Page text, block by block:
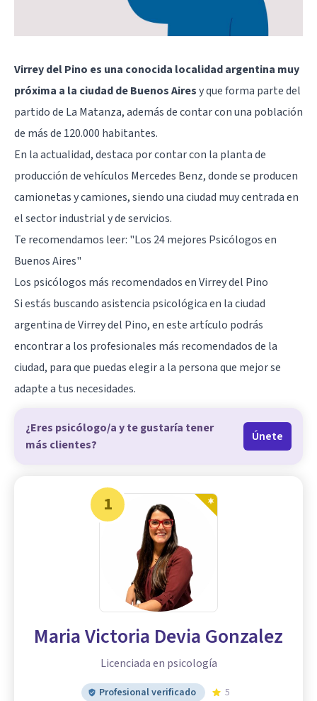
Virrey del Pino es una conocida localidad argentina muy
próxima a la ciudad de Buenos Airesy que forma parte del
partido de La Matanza, además de contar con una población
de más de 120.000 habitantes.
En la actualidad, destaca por contar con la planta de
producción de vehículos Mercedes Benz, donde se producen
camionetas y camiones, siendo una ciudad muy centrada en
el sector industrial y de servicios.
Te recomendamos leer: "Los 24 mejores Psicólogos en
Buenos Aires"
Los psicólogos más recomendados en Virrey del Pino
Si estás buscando asistencia psicológica en la ciudad
argentina de Virrey del Pino, en este artículo podrás
encontrar a los profesionales más recomendados de la
ciudad, para que puedas elegir a la persona que mejor se
adapte a tus necesidades.
¿Eres psicólogo/a y te gustaría tener
más clientes?
Únete
1
Maria Victoria Devia Gonzalez
Licenciada en psicología
Profesional verificado
5